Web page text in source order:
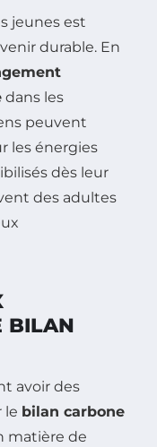
jeunes est
durable. En
dans les
peuvent
les énergies
dès leur
des adultes
BILAN
avoir des
le bilan carbone
matière de